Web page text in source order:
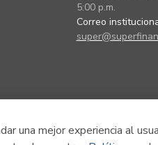
una mejor experiencia al
5:00 p.m.
Correo